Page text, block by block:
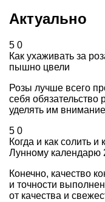
Актуально
5 0
Как ухаживать за
пышно цвели
Розы лучше всего
себя обязательство
уделять им
5 0
Когда и как солить
Лунному календарю
Конечно, качество
и точности
от качества и